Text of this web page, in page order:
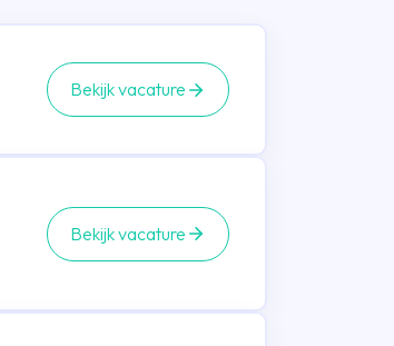
Bekijk vacature
Bekijk vacature